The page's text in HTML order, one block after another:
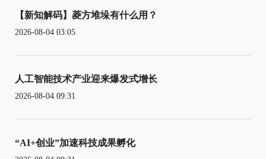
【新知解码】菱方堆垛有什么用？
2026-08-04 03:05
人工智能技术产业迎来爆发式增长
2026-08-04 09:31
“AI+创业”加速科技成果孵化